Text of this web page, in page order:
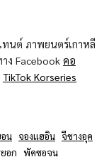
นต์ ภาพยนตร์เกาหลี
ง Facebook คอ
TikTok Korseries
น จองแฮอิน จีชางอุค
อก พัคซอจุน